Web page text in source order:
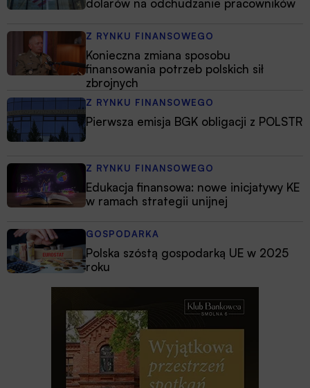
dolarów na odchudzanie pracowników
Z RYNKU FINANSOWEGO
Konieczna zmiana sposobu
finansowania potrzeb polskich sił
zbrojnych
Z RYNKU FINANSOWEGO
Pierwsza emisja BGK obligacji z POLSTR
Z RYNKU FINANSOWEGO
Edukacja finansowa: nowe inicjatywy KE
w ramach strategii unijnej
GOSPODARKA
Polska szóstą gospodarką UE w 2025
roku